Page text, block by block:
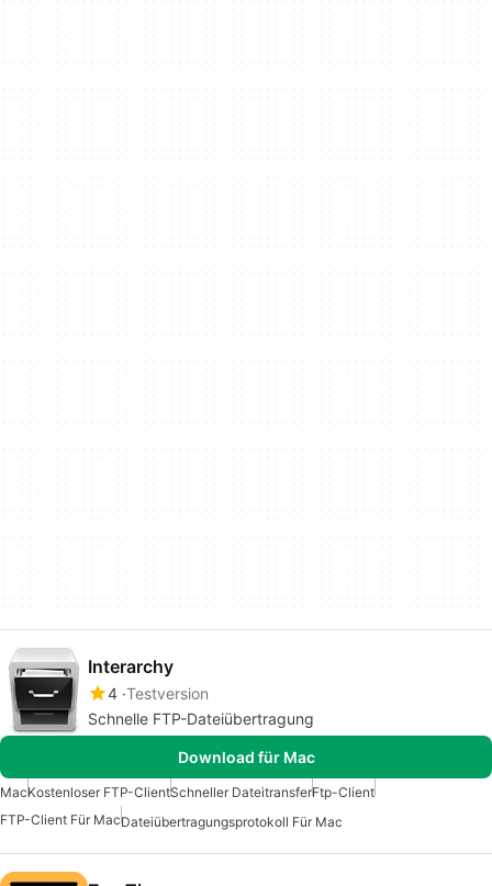
Interarchy
4 Testversion
Schnelle FTP-Dateiübertragung
Download für Mac
MacKostenloser FTP-ClientSchneller DateitransferFtp-Client
FTP-Client Für MacDateiübertragungsprotokoll Für Mac